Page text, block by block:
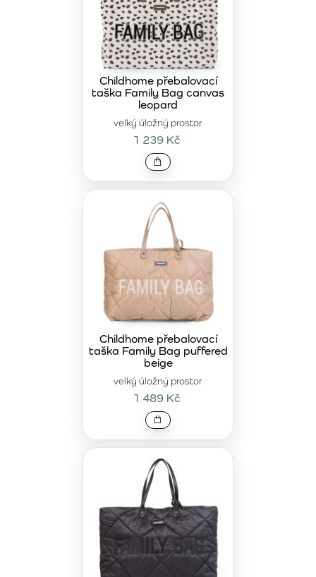
velký úložný prostor
Childhome přebalovací
taška Family Bag canvas
leopard
1 239 Kč
velký úložný prostor
Childhome přebalovací
taška Family Bag puffered
beige
1 489 Kč